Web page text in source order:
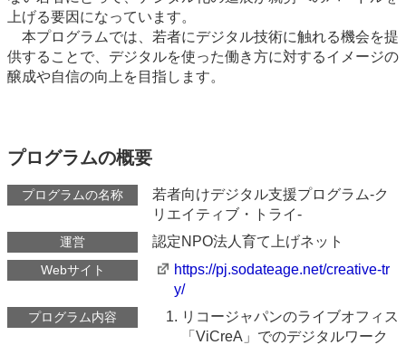
上げる要因になっています。
本プログラムでは、若者にデジタル技術に触れる機会を提
供することで、デジタルを使った働き方に対するイメージの
醸成や自信の向上を目指します。
プログラムの概要
プログラムの名称
若者向けデジタル支援プログラム‐ク
リエイティブ・トライ‐
運営 認定NPO法人育て上げネット
Webサイト
https://pj.sodateage.net/creative-tr
y/
プログラム内容
リコージャパンのライブオフィス
「ViCreA」でのデジタルワーク